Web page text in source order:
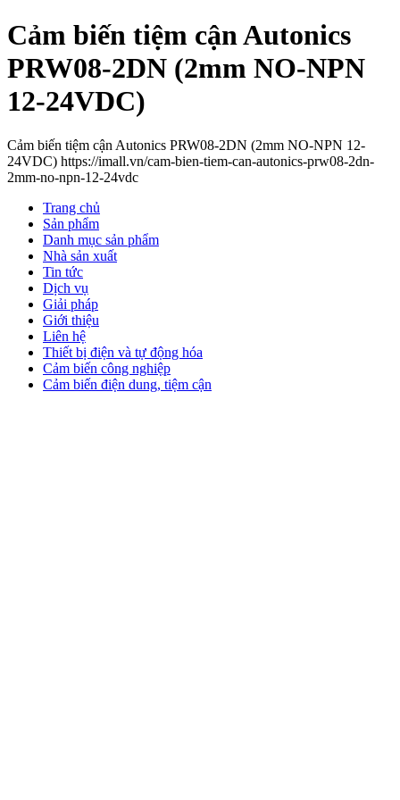
Cảm biến tiệm cận Autonics
PRW08-2DN (2mm NO-NPN
12-24VDC)
Cảm biến tiệm cận Autonics PRW08-2DN (2mm NO-NPN 12-
24VDC) https://imall.vn/cam-bien-tiem-can-autonics-prw08-2dn-
2mm-no-npn-12-24vdc
Trang chủ
Sản phẩm
Danh mục sản phẩm
Nhà sản xuất
Tin tức
Dịch vụ
Giải pháp
Giới thiệu
Liên hệ
Thiết bị điện và tự động hóa
Cảm biến công nghiệp
Cảm biến điện dung, tiệm cận